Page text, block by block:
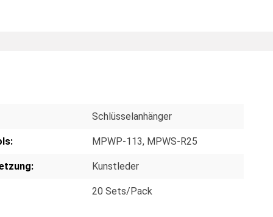
Schlüsselanhänger
MPWP-113, MPWS-R25
Kunstleder
20 Sets/Pack